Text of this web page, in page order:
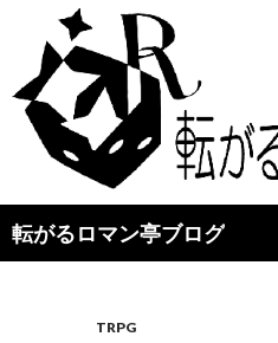
転がるロマン亭ブログ
検
索
TRPG